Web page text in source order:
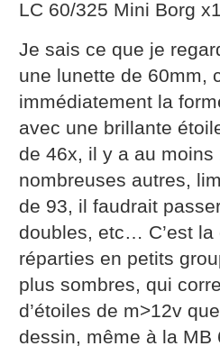
LC 60/325 Mini Borg
Je sais ce que je
une lunette de 60mm,
immédiatement la
avec une brillante
de 46x, il y a au
nombreuses autres,
de 93, il faudrait
doubles, etc… C’est
réparties en petits
plus sombres, qui
d’étoiles de m>12v
dessin, même à la MB